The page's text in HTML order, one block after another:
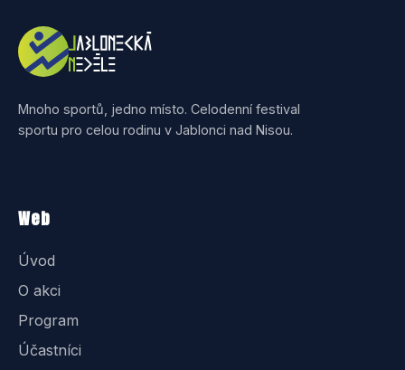
Mnoho sportů, jedno místo. Celodenní festival
sportu pro celou rodinu v Jablonci nad Nisou.
Web
Úvod
O akci
Program
Účastníci